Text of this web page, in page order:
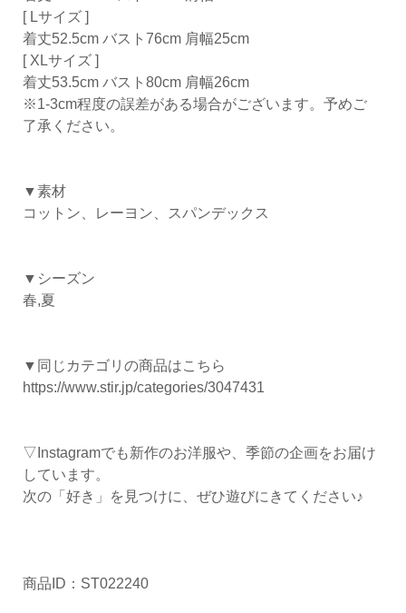
[ Lサイズ ]
着丈52.5cm バスト76cm 肩幅25cm
[ XLサイズ ]
着丈53.5cm バスト80cm 肩幅26cm
※1-3cm程度の誤差がある場合がございます。予めご
了承ください。
▼素材
コットン、レーヨン、スパンデックス
▼シーズン
春,夏
▼同じカテゴリの商品はこちら
https://www.stir.jp/categories/3047431
▽Instagramでも新作のお洋服や、季節の企画をお届け
しています。
次の「好き」を見つけに、ぜひ遊びにきてください♪
商品ID：ST022240